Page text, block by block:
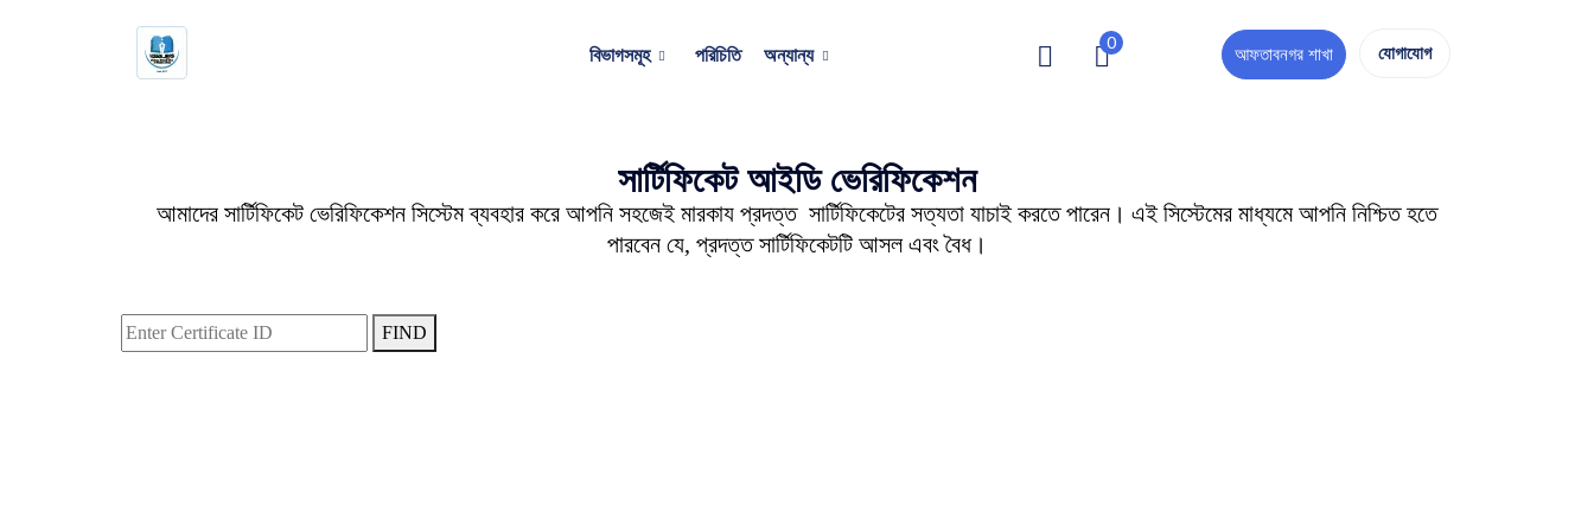
বিভাগসমূহ পরিচিতি অন্যান্য
0
আফতাবনগর শাখা যোগাযোগ
সার্টিফিকেট আইডি ভেরিফিকেশন
আমাদের সার্টিফিকেট ভেরিফিকেশন সিস্টেম ব্যবহার করে আপনি সহজেই মারকায প্রদত্ত সার্টিফিকেটের সত্যতা যাচাই করতে পারেন। এই সিস্টেমের মাধ্যমে আপনি নিশ্চিত হতে
পারবেন যে, প্রদত্ত সার্টিফিকেটটি আসল এবং বৈধ।
FIND